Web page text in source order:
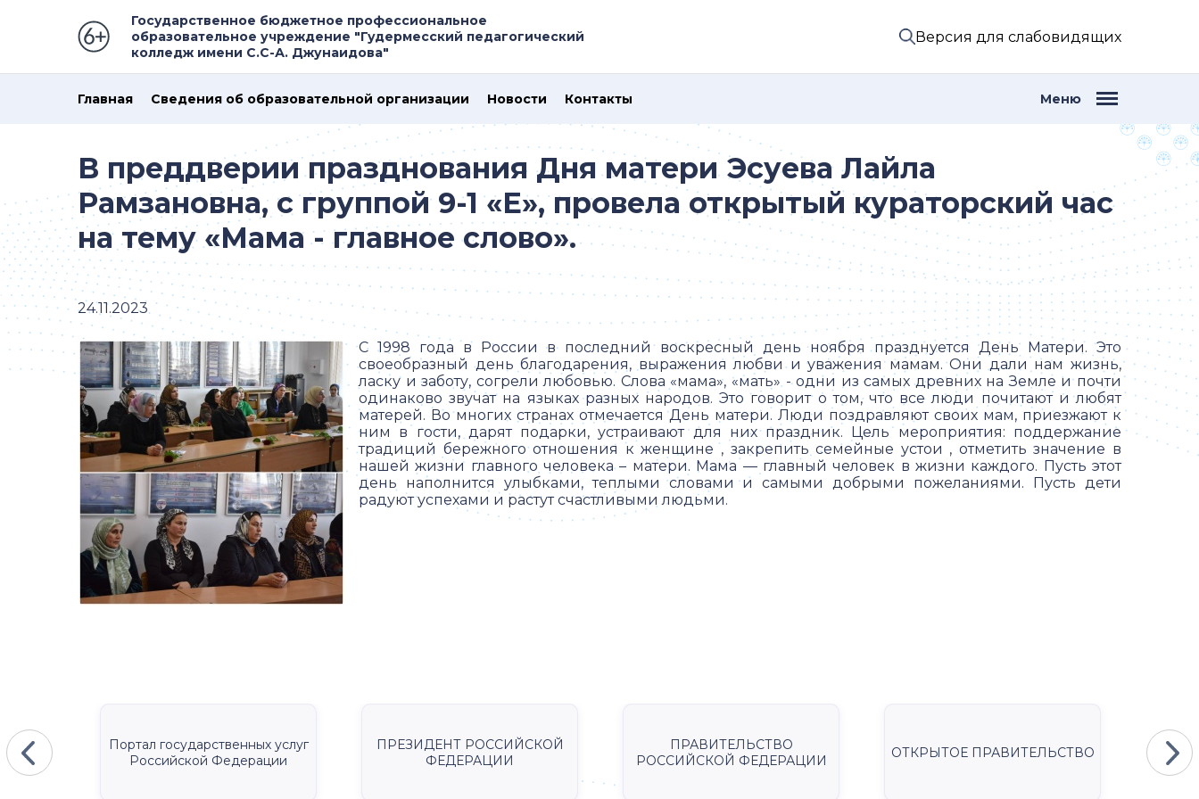
Государственное бюджетное профессиональное
образовательное учреждение "Гудермесский педагогический
колледж имени С.С-А. Джунаидова"
Версия для слабовидящих
Главная Сведения об образовательной организации Новости Контакты Меню
В преддверии празднования Дня матери Эсуева Лайла
Рамзановна, с группой 9-1 «Е», провела открытый кураторский час
на тему «Мама - главное слово».
24.11.2023
С 1998 года в России в последний воскресный день ноября празднуется День Матери. Это
своеобразный день благодарения, выражения любви и уважения мамам. Они дали нам жизнь,
ласку и заботу, согрели любовью. Слова «мама», «мать» - одни из самых древних на Земле и почти
одинаково звучат на языках разных народов. Это говорит о том, что все люди почитают и любят
матерей. Во многих странах отмечается День матери. Люди поздравляют своих мам, приезжают к
ним в гости, дарят подарки, устраивают для них праздник. Цель мероприятия: поддержание
традиций бережного отношения к женщине , закрепить семейные устои , отметить значение в
нашей жизни главного человека – матери. Мама — главный человек в жизни каждого. Пусть этот
день наполнится улыбками, теплыми словами и самыми добрыми пожеланиями. Пусть дети
радуют успехами и растут счастливыми людьми.
Портал государственных услуг
Российской Федерации
ПРЕЗИДЕНТ РОССИЙСКОЙ
ФЕДЕРАЦИИ
ПРАВИТЕЛЬСТВО
РОССИЙСКОЙ ФЕДЕРАЦИИ
ОТКРЫТОЕ ПРАВИТЕЛЬСТВО